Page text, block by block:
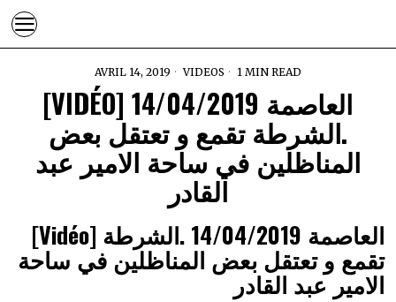
AVRIL 14, 2019 VIDEOS 1 MIN READ
[VIDÉO] العاصمة 14/04/2019
.الشرطة تقمع و تعتقل بعض
المناظلين في ساحة الامير عبد
القادر
[Vidéo] العاصمة 14/04/2019 .الشرطة
تقمع و تعتقل بعض المناظلين في ساحة
الامير عبد القادر